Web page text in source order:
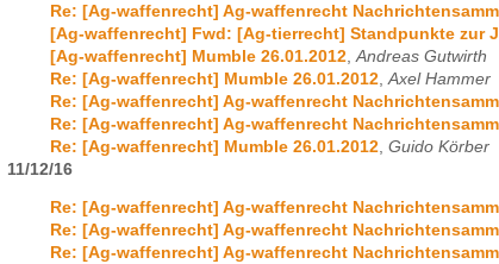
Re: [Ag-waffenrecht] Ag-waffenrecht
[Ag-waffenrecht] Fwd: [Ag-tierrecht] Standpunkte zur
[Ag-waffenrecht] Mumble 26.01.2012 Andreas Gutwirth
Re: [Ag-waffenrecht] Mumble 26.01.2012 Axel Hammer
Re: [Ag-waffenrecht] Ag-waffenrecht
Re: [Ag-waffenrecht] Ag-waffenrecht
Re: [Ag-waffenrecht] Mumble 26.01.2012 Guido Körber
11/12/16
Re: [Ag-waffenrecht] Ag-waffenrecht
Re: [Ag-waffenrecht] Ag-waffenrecht
Re: [Ag-waffenrecht] Ag-waffenrecht